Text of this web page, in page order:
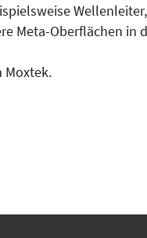
Meta-Oberflächen in
Moxtek.